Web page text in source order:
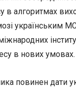
в алгоритмах
українським
в нових умовах.
повинен дати